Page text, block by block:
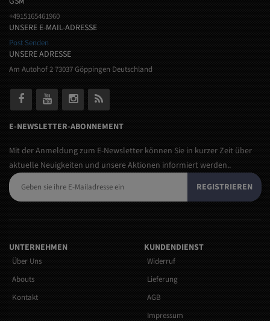
+4915165461960
UNSERE E-MAIL-ADRESSE
Post Senden
UNSERE ADRESSE
Am Autohof 2 73037 Göppingen Deutschland
E-NEWSLETTER-ABONNEMENT
Mit der Anmeldung zum E-Newsletter können Sie in kurzer Zeit über
aktuelle Neuigkeiten und unsere Aktionen informiert werden..
REGISTRIEREN
UNTERNEHMEN
Über Uns
Abouts
Kontakt
KUNDENDIENST
Widerruf
Lieferung
AGB
Impressum